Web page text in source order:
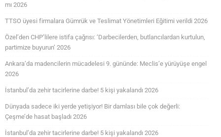
mı 2026
TTSO üyesi firmalara Gümrük ve Teslimat Yönetimleri Eğitimi verildi 2026
Özel’den CHP’lilere istifa çağrısı: ‘Darbecilerden, butlancılardan kurtulun,
partimize buyurun’ 2026
Ankara’da madencilerin mücadelesi 9. gününde: Meclis’e yürüyüşe engel
2026
İstanbul’da zehir tacirlerine darbe! 5 kişi yakalandı 2026
Dünyada sadece iki yerde yetişiyor! Bir damlası bile çok değerli:
Çeşme’de hasat başladı 2026
İstanbul’da zehir tacirlerine darbe! 5 kişi yakalandı 2026